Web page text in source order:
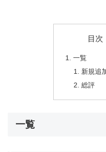
目次
一覧
新規追
総評
一覧